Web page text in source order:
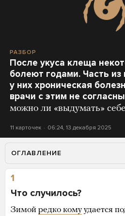
РАЗБОР
После укуса клеща
болеют годами. Часть из
у них хроническая
врачи с этим не
можно ли «выдумать»
11 карточек 06:24, 13 декабря 2025
ОГЛАВЛЕНИЕ
1
Что случилось?
Зимой редко комуудается